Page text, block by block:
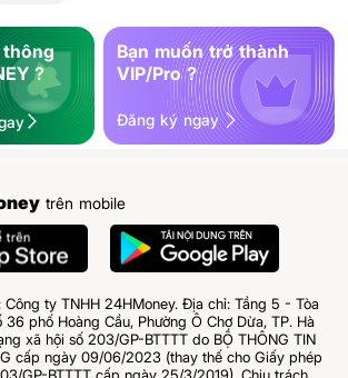
thông
?
Bạn muốn trở thành
VIP/Pro ?
Đăng ký ngay
trên mobile
Công ty TNHH 24HMoney. Địa chỉ: Tầng 5 - Tòa
36 phố Hoàng Cầu, Phường Ô Chợ Dừa, TP. Hà
xã hội số 203/GP-BTTTT do BỘ THÔNG TIN
cấp ngày 09/06/2023 (thay thế cho Giấy phép
GP-BTTTT cấp ngày 25/3/2019). Chịu trách